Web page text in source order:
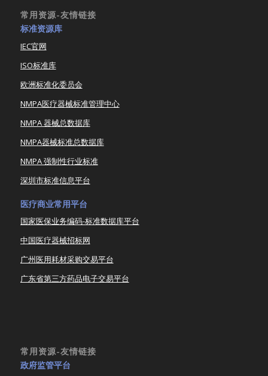
常用资源-友情链接
标准资源库
IEC官网
ISO标准库
欧洲标准化委员会
NMPA医疗器械标准管理中心
NMPA 器械总数据库
NMPA器械标准总数据库
NMPA 强制性行业标准
深圳市标准信息平台
医疗商业常用平台
国家医保业务编码-标准数据库平台
中国医疗器械招标网
广州医用耗材采购交易平台
广东省第三方药品电子交易平台
常用资源-友情链接
政府监管平台